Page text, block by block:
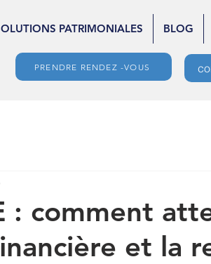
PATRIMONIALES BLOG
PRENDRE RENDEZ -VOUS
: comment
et la